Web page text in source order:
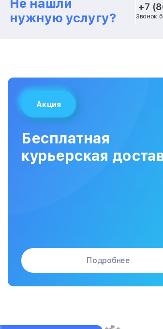
Замена блока питания
Замена платы лазерного модуля
Замена материнской платы
Сборка / разборка принтера
Не нашли
нужную услугу?
+7
Звонок
Акция
Бесплатная
курьерская
Подробнее